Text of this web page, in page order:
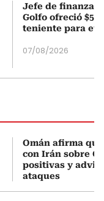
Jefe de finanzas
Golfo ofreció
teniente para
07/08/2026
Omán afirma
con Irán sobre
positivas y
ataques